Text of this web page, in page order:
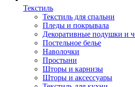
Текстиль
Текстиль для спальни
Пледы и покрывала
Декоративные подушки и
Постельное белье
Наволочки
Простыни
Шторы и карнизы
Шторы и аксессуары